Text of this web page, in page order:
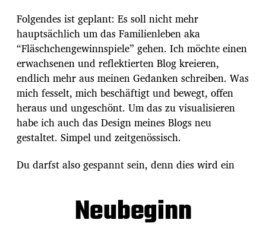
Folgendes ist geplant: Es soll nicht mehr
hauptsächlich um das Familienleben aka
“Fläschchengewinnspiele” gehen. Ich möchte einen
erwachsenen und reflektierten Blog kreieren,
endlich mehr aus meinen Gedanken schreiben. Was
mich fesselt, mich beschäftigt und bewegt, offen
heraus und ungeschönt. Um das zu visualisieren
habe ich auch das Design meines Blogs neu
gestaltet. Simpel und zeitgenössisch.
Du darfst also gespannt sein, denn dies wird ein
Neubeginn